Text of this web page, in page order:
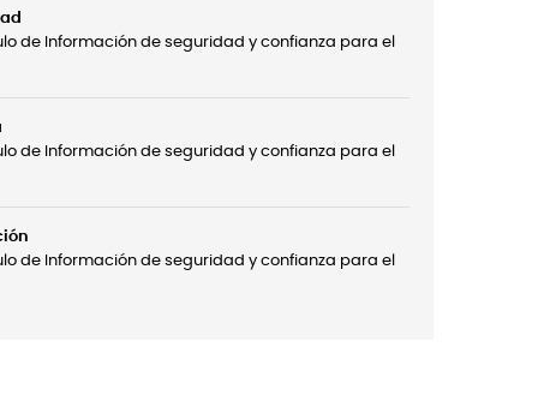
de Información de seguridad y confianza para el
de Información de seguridad y confianza para el
de Información de seguridad y confianza para el